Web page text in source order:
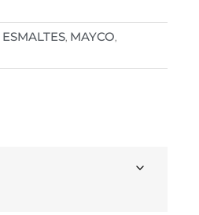
ESMALTES, MAYCO,